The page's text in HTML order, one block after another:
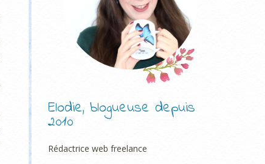
Elodie, blogueuse depuis
2010
Rédactrice web freelance